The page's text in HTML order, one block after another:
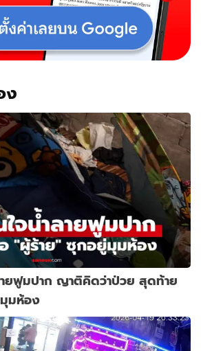
ง
ยฟูมปาก ญาติคิดว่าป่วย สุดท้าย
มห้อง